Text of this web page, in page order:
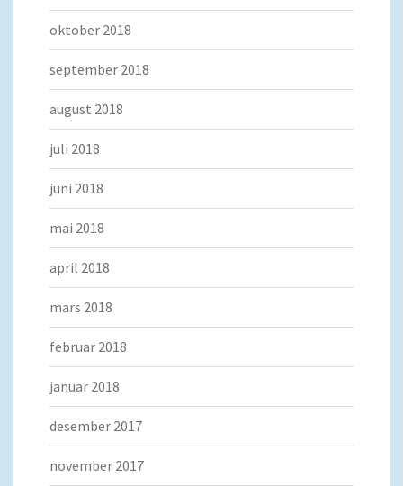
oktober 2018
september 2018
august 2018
juli 2018
juni 2018
mai 2018
april 2018
mars 2018
februar 2018
januar 2018
desember 2017
november 2017